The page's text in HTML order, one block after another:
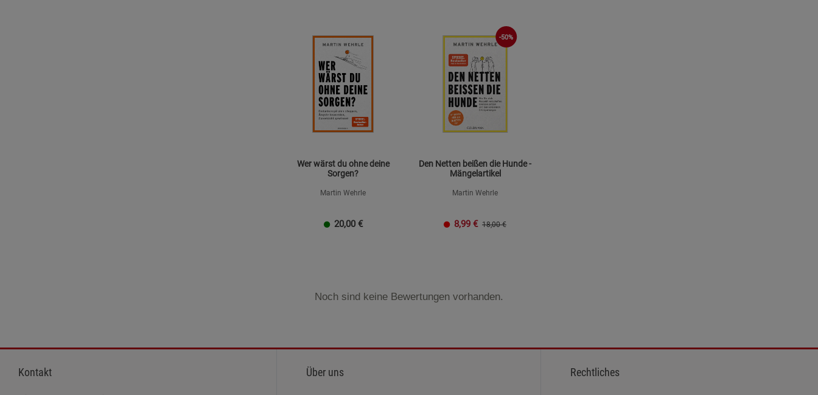
Wer wärst du ohne deine
Sorgen?
Martin Wehrle
20,00 €
-50%
Den Netten beißen die Hunde -
Mängelartikel
Martin Wehrle
8,99 € 18,00 €
Noch sind keine Bewertungen vorhanden.
Kontakt Über uns Rechtliches